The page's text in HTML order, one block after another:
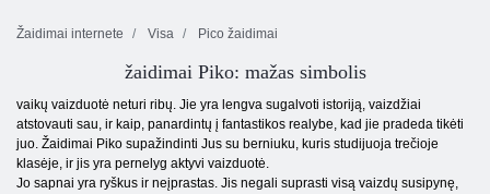
Žaidimai internete Visa Pico žaidimai
žaidimai Piko: mažas simbolis
vaikų vaizduotė neturi ribų. Jie yra lengva sugalvoti istoriją, vaizdžiai
atstovauti sau, ir kaip, panardintų į fantastikos realybe, kad jie pradeda tikėti
juo. Žaidimai Piko supažindinti Jus su berniuku, kuris studijuoja trečioje
klasėje, ir jis yra pernelyg aktyvi vaizduotė.
Jo sapnai yra ryškus ir neįprastas. Jis negali suprasti visą vaizdų susipynę,